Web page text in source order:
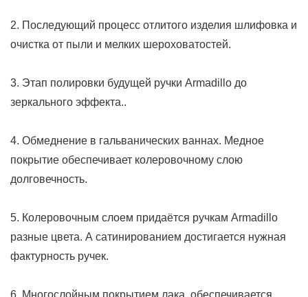
2. Последующий процесс отлитого изделия шлифовка и
очистка от пыли и мелких шероховатостей.
3. Этап полировки будущей ручки Armadillo до
зеркального эффекта..
4. Обмеднение в гальванических ваннах. Медное
покрытие обеспечивает колеровочному слою
долговечность.
5. Колеровочным слоем придаётся ручкам Armadillo
разные цвета. А сатинированием достигается нужная
фактурность ручек.
6. Многослойным покрытием лака, обеспечивается